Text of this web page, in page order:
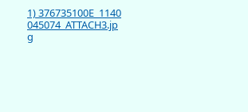
1) 376735100E_1140
045074_ATTACH3.jp
g